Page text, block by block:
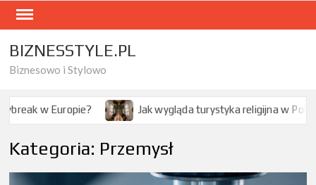
Skip
content
BIZNESSTYLE.PL
Biznesowo i Stylowo
Jak wygląda turystyka religijna w Polsce? Jak modlitwa
Kategoria: Przemysł